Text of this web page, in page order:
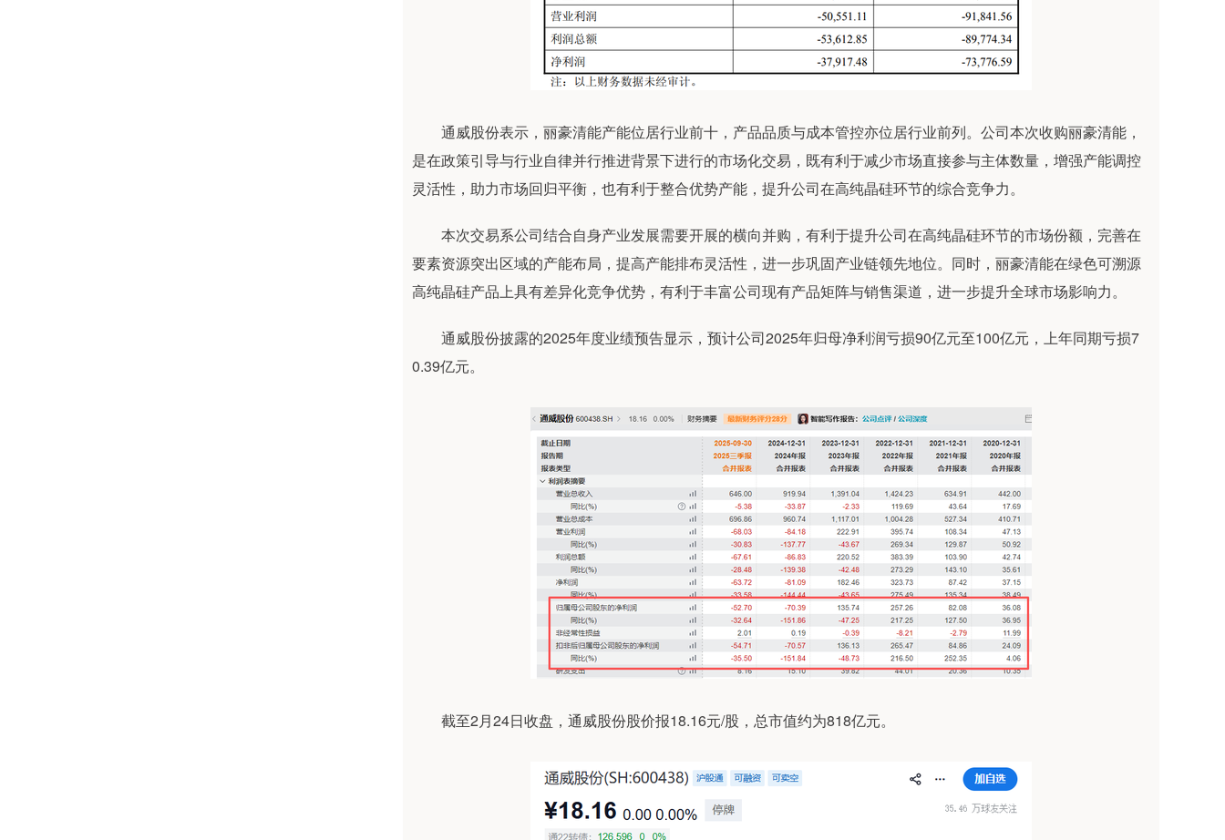
通威股份表示，丽豪清能产能位居行业前十，产品品质与成本管控亦位居行业前列。公司本次收购丽豪清能，
是在政策引导与行业自律并行推进背景下进行的市场化交易，既有利于减少市场直接参与主体数量，增强产能调控
灵活性，助力市场回归平衡，也有利于整合优势产能，提升公司在高纯晶硅环节的综合竞争力。
本次交易系公司结合自身产业发展需要开展的横向并购，有利于提升公司在高纯晶硅环节的市场份额，完善在
要素资源突出区域的产能布局，提高产能排布灵活性，进一步巩固产业链领先地位。同时，丽豪清能在绿色可溯源
高纯晶硅产品上具有差异化竞争优势，有利于丰富公司现有产品矩阵与销售渠道，进一步提升全球市场影响力。
通威股份披露的2025年度业绩预告显示，预计公司2025年归母净利润亏损90亿元至100亿元，上年同期亏损7
0.39亿元。
截至2月24日收盘，通威股份股价报18.16元/股，总市值约为818亿元。